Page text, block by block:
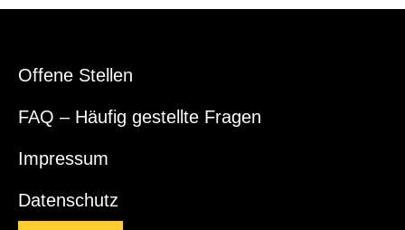
Offene Stellen
FAQ – Häufig gestellte Fragen
Impressum
Datenschutz